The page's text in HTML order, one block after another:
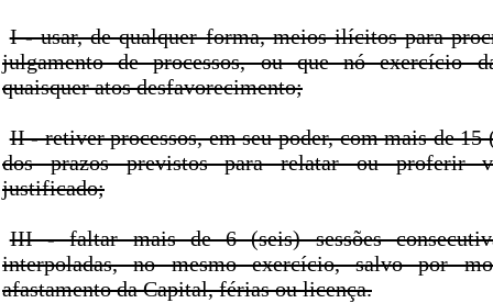
I - usar, de qualquer forma, meios ilícitos para
julgamento de processos, ou que nó exercício
quaisquer atos desfavorecimento;
II - retiver processos, em seu poder, com mais de 15
dos prazos previstos para relatar ou proferir
justificado;
III - faltar mais de 6 (seis) sessões
interpoladas, no mesmo exercício, salvo por
afastamento da Capital, férias ou licença.